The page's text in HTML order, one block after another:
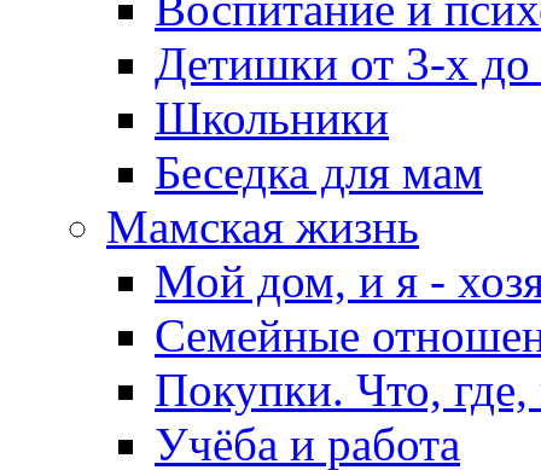
Детишки от 3-х
Школьники
Беседка для мам
Мамская жизнь
Мой дом, и я -
Семейные
Покупки. Что, где,
Учёба и работа